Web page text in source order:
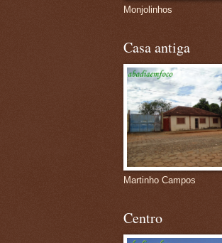
Monjolinhos
Casa antiga
Martinho Campos
Centro